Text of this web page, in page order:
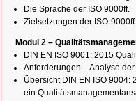
Die Sprache der ISO 9000ff.
Zielsetzungen der ISO-
Modul 2 –
DIN EN ISO 9001: 2015
Anforderungen – Analyse
Übersicht DIN EN ISO
ein